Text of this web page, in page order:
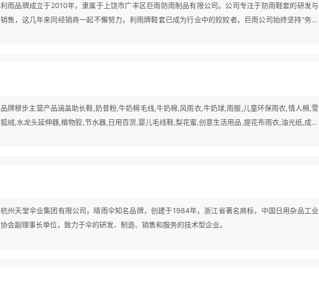
利雨品牌成立于2010年，隶属于上饶市广丰区巨雨防雨制品有限公司。公司专注于防雨鞋套的研发与
销售，这几年来同经销商一起不懈努力，利雨牌鞋套已成为行业中的姣姣者。巨雨公司始终坚持“务实
品牌穆步主营产品涵盖助长鞋,奶昔粉,牛奶棉毛线,牛奶棉,风雨衣,牛奶球,雨服,儿童环保雨衣,情人棉,雪
狐绒,水龙头延伸器,植物胶,节水器,日用百货,婴儿毛线鞋,梨花蜜,创意生活用品,提花布雨衣,油光纸,成人
杭州天堂伞业集团有限公司，晴雨伞知名品牌，创建于1984年，浙江省著名商标，中国日用杂品工业
协会副理事长单位，致力于伞的研发、制造、销售和服务的技术型企业。